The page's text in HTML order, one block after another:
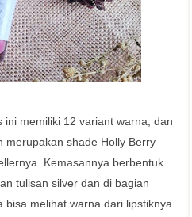
ini memiliki 12 variant warna, dan
merupakan shade Holly Berry
Kemasannya berbentuk
tulisan silver dan di bagian
bisa melihat warna dari lipstiknya